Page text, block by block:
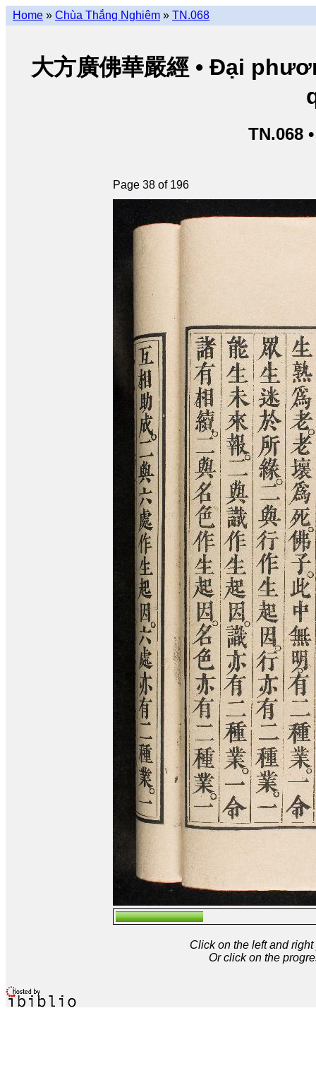
Home » Chùa Thắng Nghiêm » TN.068
大方廣佛華嚴經 • Đại
TN.068
Page 38 of 196
Click on the left and
Or click on the